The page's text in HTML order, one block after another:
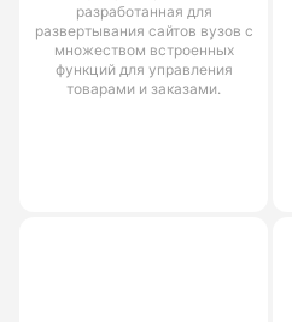
разработанная для
развертывания сайтов вузов с
множеством встроенных
функций для управления
товарами и заказами.